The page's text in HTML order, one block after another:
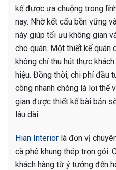
kế được ưa chuộng trong
nay. Nhờ kết cấu bền vững
này giúp tối ưu không gian
cho quán. Một thiết kế quán
không chỉ thu hút thực
hiệu. Đồng thời, chi phí đầu
công nhanh chóng là lợi thế
gian được thiết kế bài bản
lâu dài.
Hian Interior là đơn vị
cà phê khung thép trọn gói.
khách hàng từ ý tưởng đến